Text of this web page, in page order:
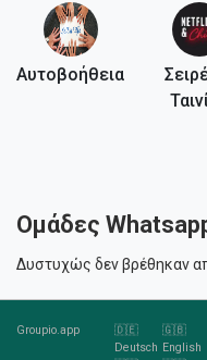
Αυτοβοήθεια
Ομάδες
Δυστυχώς δεν βρέθηκαν
Groupio.app
🇩🇪
Deutsch
🇬🇧
English